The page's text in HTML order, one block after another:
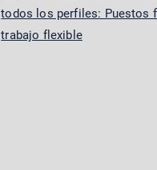
todos los perfiles: Puestos
trabajo flexible